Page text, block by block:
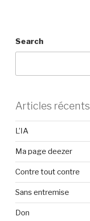
Search
Articles récents
L’IA
Ma page deezer
Contre tout contre
Sans entremise
Don